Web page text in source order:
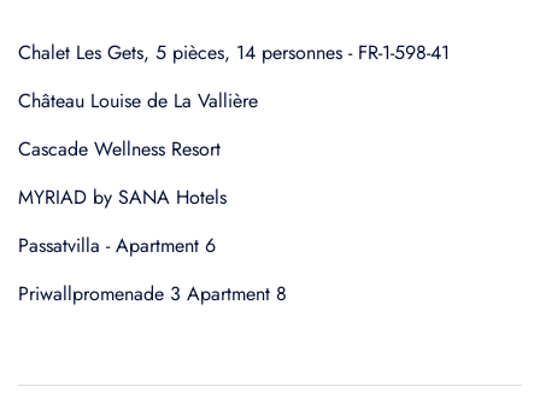
Chalet Les Gets, 5 pièces, 14 personnes - FR-1-598-41
Château Louise de La Vallière
Cascade Wellness Resort
MYRIAD by SANA Hotels
Passatvilla - Apartment 6
Priwallpromenade 3 Apartment 8